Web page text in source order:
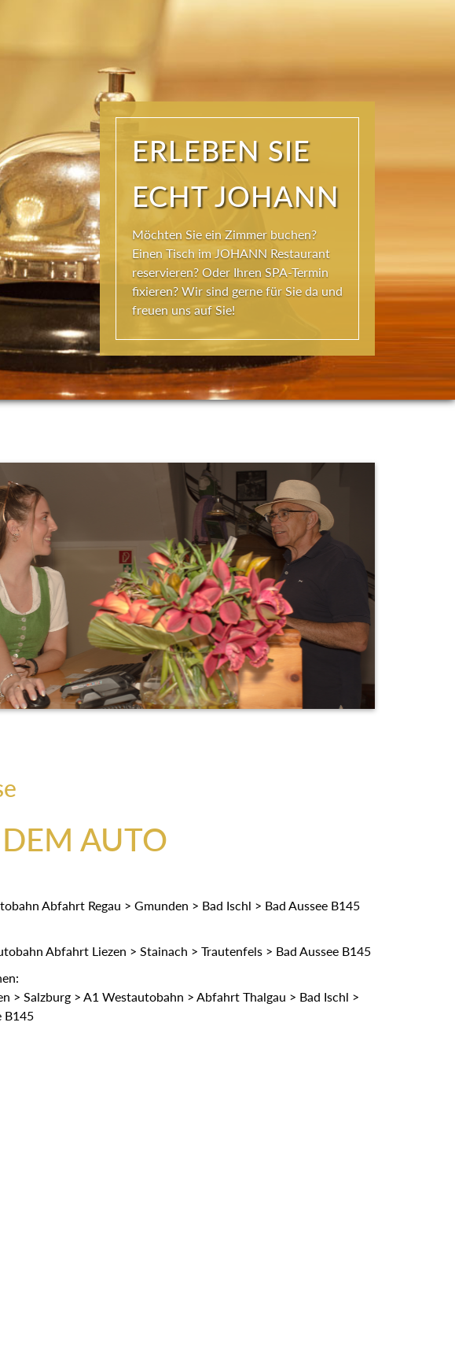
ERLEBEN SIE
ECHT JOHANN
Möchten Sie ein Zimmer buchen?
Einen Tisch im JOHANN Restaurant
reservieren? Oder Ihren SPA-Termin
fixieren? Wir sind gerne für Sie da und
freuen uns auf Sie!
AUTO
Abfahrt Regau > Gmunden > Bad Ischl > Bad Aussee B145
Abfahrt Liezen > Stainach > Trautenfels > Bad Aussee B145
> Salzburg > A1 Westautobahn > Abfahrt Thalgau > Bad Ischl >
B145